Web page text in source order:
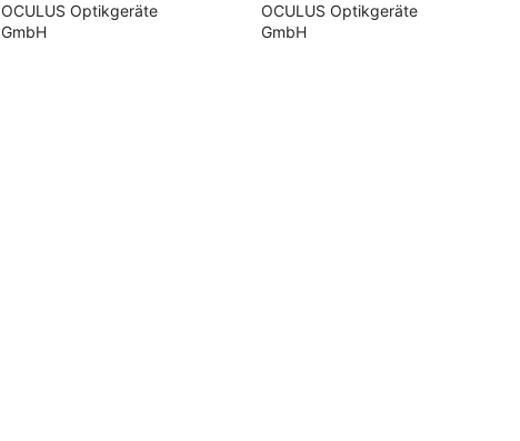
OCULUS Optikgeräte
GmbH
OCULUS Optikgeräte
GmbH